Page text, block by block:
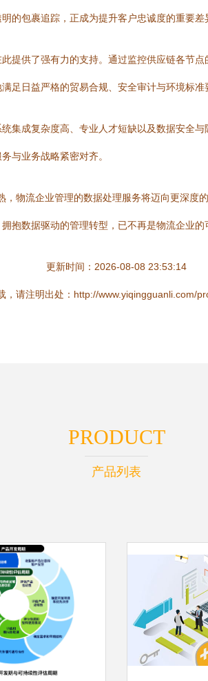
的包裹追踪，正成为提升客户忠诚度的重要差
提供了强有力的支持。通过监控供应链各节
足日益严格的贸易合规、安全审计与环境标准
集成复杂度高、专业人才短缺以及数据安全
与业务战略紧密对齐。
物流企业管理的数据处理服务将迈向更深
抱数据驱动的管理转型，已不再是物流企业
更新时间：2026-08-08 23:53:14
，请注明出处：http://www.yiqingguanli.com/
PRODUCT
产品列表